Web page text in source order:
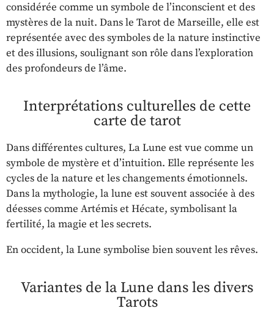
considérée comme un symbole de l’inconscient et des
mystères de la nuit. Dans le Tarot de Marseille, elle est
représentée avec des symboles de la nature instinctive
et des illusions, soulignant son rôle dans l’exploration
des profondeurs de l’âme.
Interprétations culturelles de cette
carte de tarot
Dans différentes cultures, La Lune est vue comme un
symbole de mystère et d’intuition. Elle représente les
cycles de la nature et les changements émotionnels.
Dans la mythologie, la lune est souvent associée à des
déesses comme Artémis et Hécate, symbolisant la
fertilité, la magie et les secrets.
En occident, la Lune symbolise bien souvent les rêves.
Variantes de la Lune dans les divers
Tarots